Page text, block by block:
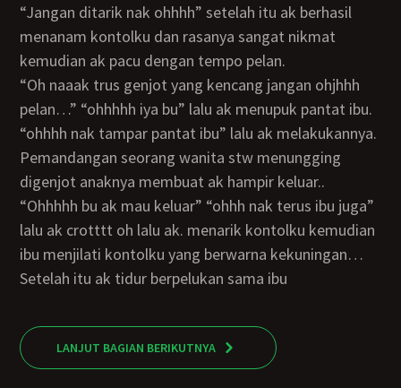
“jangan ditarik nak ohhhh” setelah itu ak berhasil
menanam kontolku dan rasanya sangat nikmat
kemudian ak pacu dengan tempo pelan.
“oh naaak trus genjot yang kencang jangan ohjhhh
pelan…” “ohhhhh iya bu” lalu ak menupuk pantat ibu.
“ohhhh nak tampar pantat ibu” lalu ak melakukannya.
pemandangan seorang wanita stw menungging
digenjot anaknya membuat ak hampir keluar..
“ohhhhh bu ak mau keluar” “ohhh nak terus ibu juga”
lalu ak crotttt oh lalu ak. menarik kontolku kemudian
ibu menjilati kontolku yang berwarna kekuningan…
Setelah itu ak tidur berpelukan sama ibu
LANJUT BAGIAN BERIKUTNYA